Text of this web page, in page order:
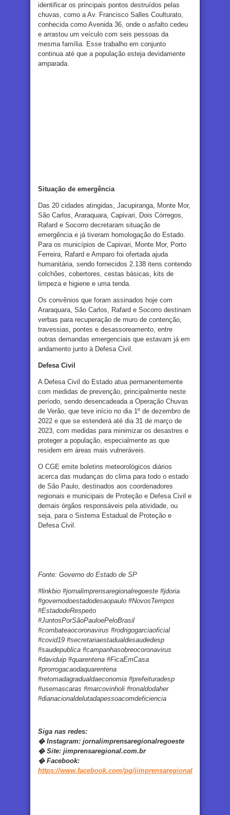
identificar os principais pontos destruídos pelas
chuvas, como a Av. Francisco Salles Coulturato,
conhecida como Avenida 36, onde o asfalto cedeu
e arrastou um veículo com seis pessoas da
mesma família. Esse trabalho em conjunto
continua até que a população esteja devidamente
amparada.
Situação de emergência
Das 20 cidades atingidas, Jacupiranga, Monte Mor,
São Carlos, Araraquara, Capivari, Dois Córregos,
Rafard e Socorro decretaram situação de
emergência e já tiveram homologação do Estado.
Para os municípios de Capivari, Monte Mor, Porto
Ferreira, Rafard e Amparo foi ofertada ajuda
humanitária, sendo fornecidos 2.138 itens contendo
colchões, cobertores, cestas básicas, kits de
limpeza e higiene e uma tenda.
Os convênios que foram assinados hoje com
Araraquara, São Carlos, Rafard e Socorro destinam
verbas para recuperação de muro de contenção,
travessias, pontes e desassoreamento, entre
outras demandas emergenciais que estavam já em
andamento junto à Defesa Civil.
Defesa Civil
A Defesa Civil do Estado atua permanentemente
com medidas de prevenção, principalmente neste
período, sendo desencadeada a Operação Chuvas
de Verão, que teve início no dia 1º de dezembro de
2022 e que se estenderá até dia 31 de março de
2023, com medidas para minimizar os desastres e
proteger a população, especialmente as que
residem em áreas mais vulneráveis.
O CGE emite boletins meteorológicos diários
acerca das mudanças do clima para todo o estado
de São Paulo, destinados aos coordenadores
regionais e municipais de Proteção e Defesa Civil e
demais órgãos responsáveis pela atividade, ou
seja, para o Sistema Estadual de Proteção e
Defesa Civil.
Fonte: Governo do Estado de SP
#linkbio #jornalimprensaregionalregoeste #jdoria
#governodoestadodesaopaulo #NovosTempos
#EstadodeRespeito
#JuntosPorSãoPauloePeloBrasil
#combateaocoronavirus #rodrigogarciaoficial
#covid19 #secretariaestadualdesaudedesp
#saudepublica #campanhasobreocoronavirus
#daviduip #quarentena #FicaEmCasa
#prorrogacaodaquarentena
#retomadagradualdaeconomia #prefeituradesp
#usemascaras #marcovinholi #ronaldodaher
#dianacionaldelutadapessoacomdeficiencia
Siga nas redes:
�Instagram: jornalimprensaregionalregoeste
�Site: jimprensaregional.com.br
�Facebook:
https://www.facebook.com/pg/jimprensaregional